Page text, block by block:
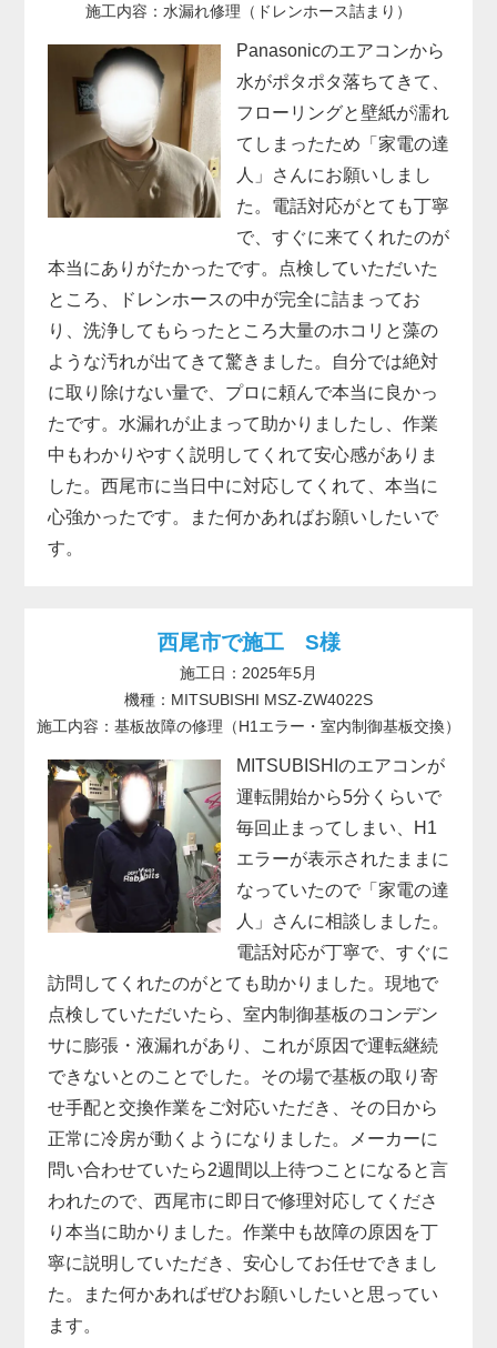
施工内容：水漏れ修理（ドレンホース詰まり）
Panasonicのエアコンから
水がポタポタ落ちてきて、
フローリングと壁紙が濡れ
てしまったため「家電の達
人」さんにお願いしまし
た。電話対応がとても丁寧
で、すぐに来てくれたのが
本当にありがたかったです。点検していただいた
ところ、ドレンホースの中が完全に詰まってお
り、洗浄してもらったところ大量のホコリと藻の
ような汚れが出てきて驚きました。自分では絶対
に取り除けない量で、プロに頼んで本当に良かっ
たです。水漏れが止まって助かりましたし、作業
中もわかりやすく説明してくれて安心感がありま
した。西尾市に当日中に対応してくれて、本当に
心強かったです。また何かあればお願いしたいで
す。
西尾市で施工 S様
施工日：2025年5月
機種：MITSUBISHI MSZ-ZW4022S
施工内容：基板故障の修理（H1エラー・室内制御基板交換）
MITSUBISHIのエアコンが
運転開始から5分くらいで
毎回止まってしまい、H1
エラーが表示されたままに
なっていたので「家電の達
人」さんに相談しました。
電話対応が丁寧で、すぐに
訪問してくれたのがとても助かりました。現地で
点検していただいたら、室内制御基板のコンデン
サに膨張・液漏れがあり、これが原因で運転継続
できないとのことでした。その場で基板の取り寄
せ手配と交換作業をご対応いただき、その日から
正常に冷房が動くようになりました。メーカーに
問い合わせていたら2週間以上待つことになると言
われたので、西尾市に即日で修理対応してくださ
り本当に助かりました。作業中も故障の原因を丁
寧に説明していただき、安心してお任せできまし
た。また何かあればぜひお願いしたいと思ってい
ます。